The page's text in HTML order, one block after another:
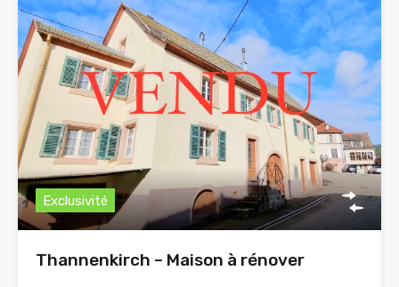
Exclusivité
Thannenkirch – Maison à rénover